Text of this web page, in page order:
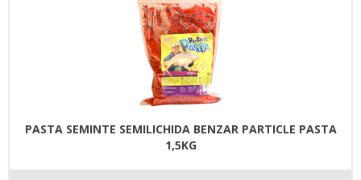
PASTA SEMINTE SEMILICHIDA BENZAR PARTICLE PASTA
1,5KG